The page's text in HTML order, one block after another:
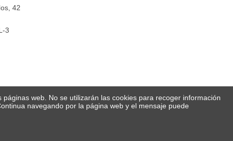
42
3
web. No se utilizarán las cookies para recoger información
navegando por la página web y el mensaje puede